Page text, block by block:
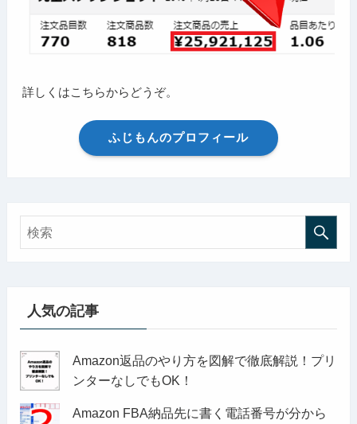
詳しくはこちらからどうぞ。
ふじもんのプロフィール
人気の記事
Amazon返品のやり方を図解で徹底解説！プリ
ンターなしでもOK！
Amazon FBA納品先に書く電話番号が分から